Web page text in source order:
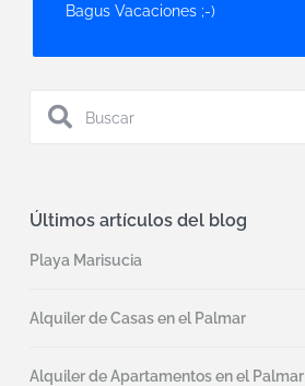
Bagus Vacaciones ;-)
Últimos artículos del blog
Playa Marisucia
Alquiler de Casas en el Palmar
Alquiler de Apartamentos en el Palmar